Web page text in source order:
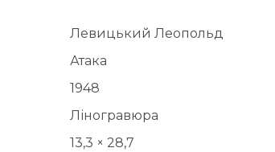
Левицький Леопольд
Атака
1948
Ліногравюра
13,3 × 28,7